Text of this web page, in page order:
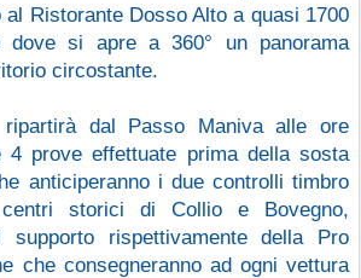
Ristorante Dosso Alto a quasi 1700
dove si apre a 360° un panorama
circostante.
dal Passo Maniva alle ore
4 prove effettuate prima della sosta
anticiperanno i due controlli timbro
storici di Collio e Bovegno,
rispettivamente della Pro
che consegneranno ad ogni vettura